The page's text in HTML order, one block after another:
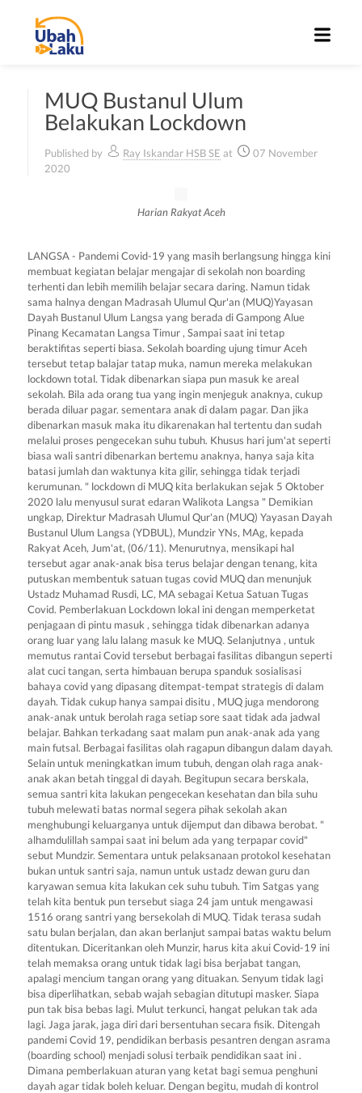
MUQ Bustanul Ulum
Belakukan Lockdown
Published by Ray Iskandar HSB SE at
07 November
2020
Harian Rakyat Aceh
LANGSA - Pandemi Covid-19 yang masih berlangsung hingga kini
membuat kegiatan belajar mengajar di sekolah non boarding
terhenti dan lebih memilih belajar secara daring. Namun tidak
sama halnya dengan Madrasah Ulumul Qur'an (MUQ)Yayasan
Dayah Bustanul Ulum Langsa yang berada di Gampong Alue
Pinang Kecamatan Langsa Timur , Sampai saat ini tetap
beraktifitas seperti biasa. Sekolah boarding ujung timur Aceh
tersebut tetap balajar tatap muka, namun mereka melakukan
lockdown total. Tidak dibenarkan siapa pun masuk ke areal
sekolah. Bila ada orang tua yang ingin menjeguk anaknya, cukup
berada diluar pagar. sementara anak di dalam pagar. Dan jika
dibenarkan masuk maka itu dikarenakan hal tertentu dan sudah
melalui proses pengecekan suhu tubuh. Khusus hari jum'at seperti
biasa wali santri dibenarkan bertemu anaknya, hanya saja kita
batasi jumlah dan waktunya kita gilir, sehingga tidak terjadi
kerumunan. " lockdown di MUQ kita berlakukan sejak 5 Oktober
2020 lalu menyusul surat edaran Walikota Langsa " Demikian
ungkap, Direktur Madrasah Ulumul Qur'an (MUQ) Yayasan Dayah
Bustanul Ulum Langsa (YDBUL), Mundzir YNs, MAg, kepada
Rakyat Aceh, Jum'at, (06/11). Menurutnya, mensikapi hal
tersebut agar anak-anak bisa terus belajar dengan tenang, kita
putuskan membentuk satuan tugas covid MUQ dan menunjuk
Ustadz Muhamad Rusdi, LC, MA sebagai Ketua Satuan Tugas
Covid. Pemberlakuan Lockdown lokal ini dengan memperketat
penjagaan di pintu masuk , sehingga tidak dibenarkan adanya
orang luar yang lalu lalang masuk ke MUQ. Selanjutnya , untuk
memutus rantai Covid tersebut berbagai fasilitas dibangun seperti
alat cuci tangan, serta himbauan berupa spanduk sosialisasi
bahaya covid yang dipasang ditempat-tempat strategis di dalam
dayah. Tidak cukup hanya sampai disitu , MUQ juga mendorong
anak-anak untuk berolah raga setiap sore saat tidak ada jadwal
belajar. Bahkan terkadang saat malam pun anak-anak ada yang
main futsal. Berbagai fasilitas olah ragapun dibangun dalam dayah.
Selain untuk meningkatkan imum tubuh, dengan olah raga anak-
anak akan betah tinggal di dayah. Begitupun secara berskala,
semua santri kita lakukan pengecekan kesehatan dan bila suhu
tubuh melewati batas normal segera pihak sekolah akan
menghubungi keluarganya untuk dijemput dan dibawa berobat. "
alhamdulillah sampai saat ini belum ada yang terpapar covid"
sebut Mundzir. Sementara untuk pelaksanaan protokol kesehatan
bukan untuk santri saja, namun untuk ustadz dewan guru dan
karyawan semua kita lakukan cek suhu tubuh. Tim Satgas yang
telah kita bentuk pun tersebut siaga 24 jam untuk mengawasi
1516 orang santri yang bersekolah di MUQ. Tidak terasa sudah
satu bulan berjalan, dan akan berlanjut sampai batas waktu belum
ditentukan. Diceritankan oleh Munzir, harus kita akui Covid-19 ini
telah memaksa orang untuk tidak lagi bisa berjabat tangan,
apalagi mencium tangan orang yang dituakan. Senyum tidak lagi
bisa diperlihatkan, sebab wajah sebagian ditutupi masker. Siapa
pun tak bisa bebas lagi. Mulut terkunci, hangat pelukan tak ada
lagi. Jaga jarak, jaga diri dari bersentuhan secara fisik. Ditengah
pandemi Covid 19, pendidikan berbasis pesantren dengan asrama
(boarding school) menjadi solusi terbaik pendidikan saat ini .
Dimana pemberlakuan aturan yang ketat bagi semua penghuni
dayah agar tidak boleh keluar. Dengan begitu, mudah di kontrol